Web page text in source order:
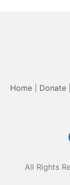
Home| Donate|
All Rights